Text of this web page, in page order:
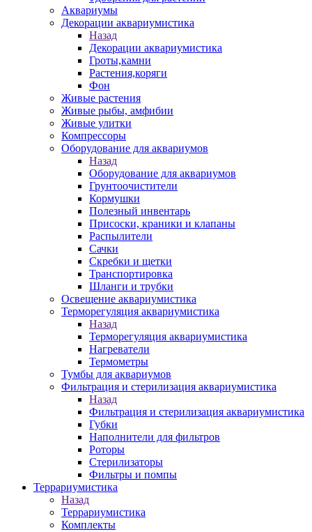
Аквариумы
Декорации аквариумистика
Назад
Декорации аквариумистика
Гроты,камни
Растения,коряги
Фон
Живые растения
Живые рыбы, амфибии
Живые улитки
Компрессоры
Оборудование для аквариумов
Назад
Оборудование для аквариумов
Грунтоочистители
Кормушки
Полезный инвентарь
Присоски, краники и клапаны
Распылители
Сачки
Скребки и щетки
Транспортировка
Шланги и трубки
Освещение аквариумистика
Терморегуляция аквариумистика
Назад
Терморегуляция аквариумистика
Нагреватели
Термометры
Тумбы для аквариумов
Фильтрация и стерилизация аквариумистика
Назад
Фильтрация и стерилизация аквариумистика
Губки
Наполнители для фильтров
Роторы
Стерилизаторы
Фильтры и помпы
Террариумистика
Назад
Террариумистика
Комплекты